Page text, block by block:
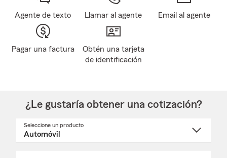
Agente de texto Llamar al agente Email al agente
Pagar una factura
Obtén una tarjeta
de identificación
¿Le gustaría obtener una cotización?
Seleccione un producto